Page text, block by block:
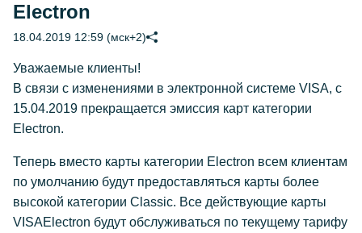
Electron
18.04.2019 12:59 (мск+2)
Уважаемые клиенты!
В связи с изменениями в электронной системе VISA, с
15.04.2019 прекращается эмиссия карт категории
Electron.
Теперь вместо карты категории Electron всем клиентам
по умолчанию будут предоставляться карты более
высокой категории Classic. Все действующие карты
VISAElectron будут обслуживаться по текущему тарифу